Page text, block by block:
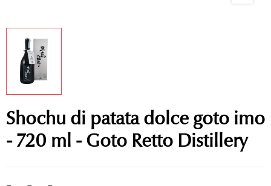
Shochu di patata dolce goto imo
- 720 ml - Goto Retto Distillery